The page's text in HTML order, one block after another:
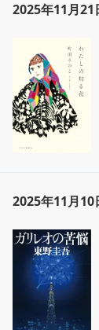
2025年11月21
2025年11月10